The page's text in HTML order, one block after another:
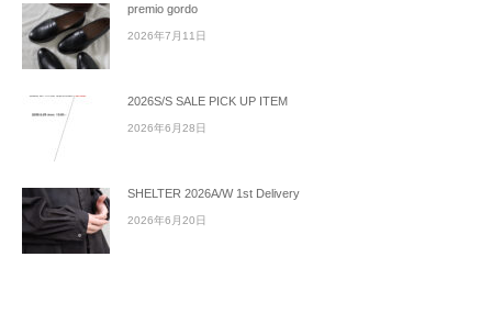
premio gordo
2026年7月11日
2026S/S SALE PICK UP ITEM
2026年6月28日
SHELTER 2026A/W 1st Delivery
2026年6月20日